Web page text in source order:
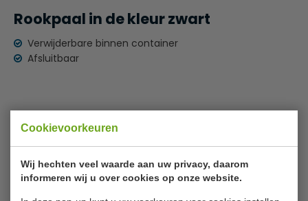
Cookievoorkeuren
Wij hechten veel waarde aan uw privacy, daarom
informeren wij u over cookies op onze website.
Rookpaal in de kleur zwart
Verwijderbare binnen container
Afsluitbaar
Specificaties
Model
399-2060
H x Ø
100 x 29 cm